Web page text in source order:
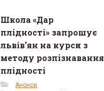
Школа «Дар
плідності» запрошує
львів’ян на курси з
методу розпізнавання
плідності
Анонси